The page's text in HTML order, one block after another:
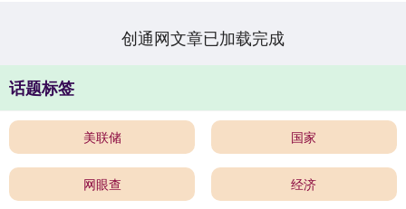
创通网文章已加载完成
话题标签
美联储 国家
网眼查 经济